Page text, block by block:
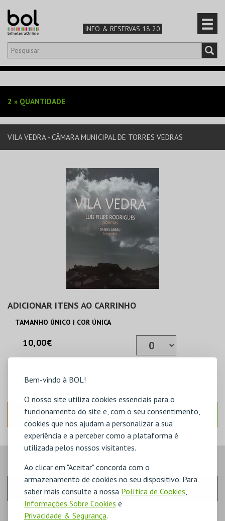
Bem-vindo à BOL!
O nosso site utiliza cookies essenciais para o
funcionamento do site e, com o seu consentimento,
cookies que nos ajudam a personalizar a sua
experiência e a perceber como a plataforma é
utilizada pelos nossos visitantes.
Ao clicar em "Aceitar" concorda com o
armazenamento de cookies no seu dispositivo. Para
saber mais consulte a nossa Política de Cookies,
Informações Sobre Cookies e
Privacidade & Segurança.
INFO & RESERVAS 18 20
Olá,iniciar sessão
TEATRO & ARTE
MÚSICA & FESTIVAIS
DESPORTO & AVENTURA
2 » QUANTIDADE
VILA VEDRA - CÂMARA MUNICIPAL DE TORRES VEDRAS
ADICIONAR ITENS AO CARRINHO
TAMANHO ÚNICO | COR ÚNICA
10,00€
ADICIONAR
ANTERIOR SEGUINTE
PASSO- QUANTIDADE
Escolha a quantidade e os produtos desejados
PASSO- PRODUTO